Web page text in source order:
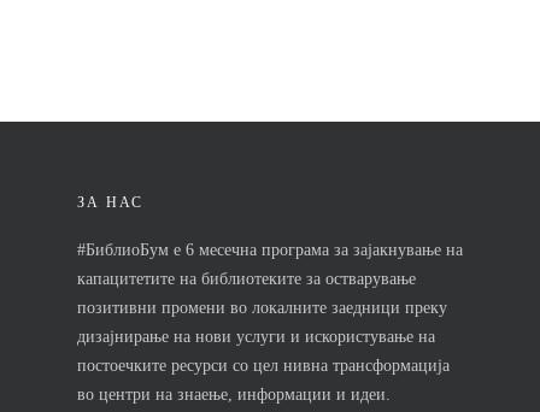
ЗА НАС
#БиблиоБум е 6 месечна програма за зајакнување на
капацитетите на библиотеките за остварување
позитивни промени во локалните заедници преку
дизајнирање на нови услуги и искористување на
постоечките ресурси со цел нивна трансформација
во центри на знаење, информации и идеи.
Почетна
Контакт